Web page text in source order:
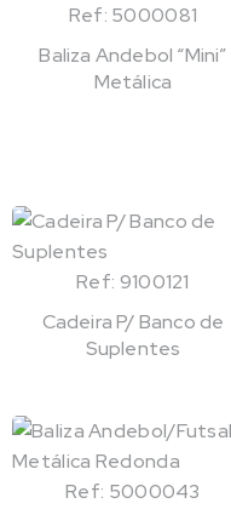
Ref: 5000081
Baliza Andebol “Mini”
Metálica
Ref: 9100121
Cadeira P/ Banco de
Suplentes
Ref: 5000043